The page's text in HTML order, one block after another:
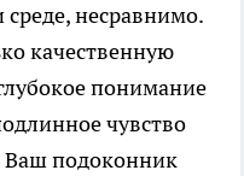
несравнимо.
качественную
понимание
чувство
Ваш подоконник